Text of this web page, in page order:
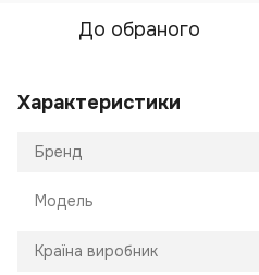
До обраного
Характеристики
Бренд
Модель
Країна виробник